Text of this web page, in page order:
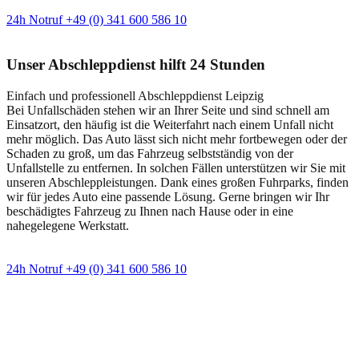
24h Notruf +49 (0) 341 600 586 10
Unser Abschleppdienst hilft 24 Stunden
Einfach und professionell Abschleppdienst Leipzig
Bei Unfallschäden stehen wir an Ihrer Seite und sind schnell am
Einsatzort, den häufig ist die Weiterfahrt nach einem Unfall nicht
mehr möglich. Das Auto lässt sich nicht mehr fortbewegen oder der
Schaden zu groß, um das Fahrzeug selbstständig von der
Unfallstelle zu entfernen. In solchen Fällen unterstützen wir Sie mit
unseren Abschleppleistungen. Dank eines großen Fuhrparks, finden
wir für jedes Auto eine passende Lösung. Gerne bringen wir Ihr
beschädigtes Fahrzeug zu Ihnen nach Hause oder in eine
nahegelegene Werkstatt.
24h Notruf +49 (0) 341 600 586 10